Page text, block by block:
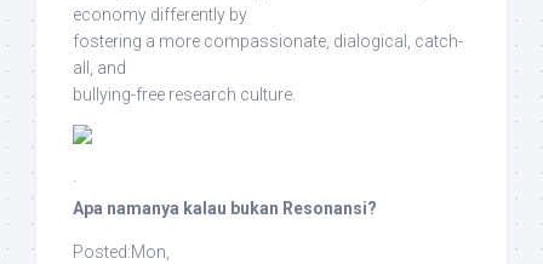
economy differently by
fostering a more compassionate, dialogical, catch-
all, and
bullying-free research culture.
·
Apa namanya kalau bukan Resonansi?
Posted:Mon,